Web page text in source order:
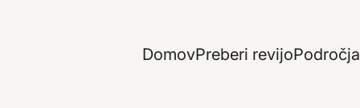
DomovPreberi revijoPodročja